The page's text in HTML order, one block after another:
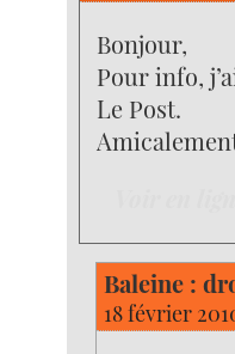
Bonjour,
Pour info,
Le Post.
Baleine :
18 février